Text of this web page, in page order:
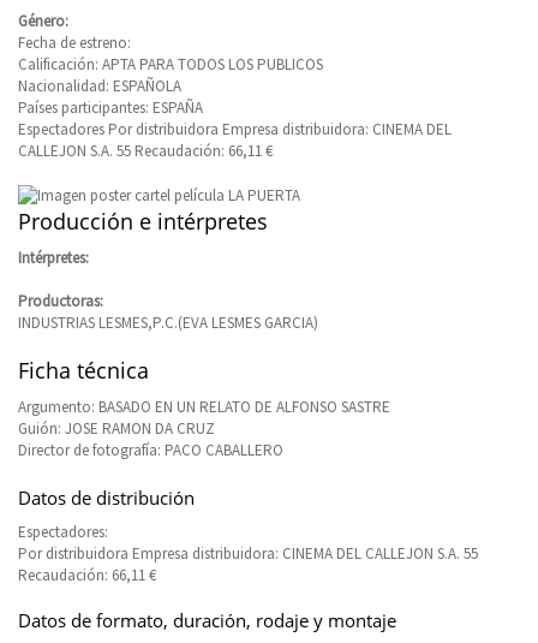
Género:
Fecha de estreno:
Calificación: APTA PARA TODOS LOS PUBLICOS
Nacionalidad: ESPAÑOLA
Países participantes: ESPAÑA
Espectadores Por distribuidora Empresa distribuidora: CINEMA DEL
CALLEJON S.A. 55 Recaudación: 66,11 €
Producción e intérpretes
Intérpretes:
Productoras:
INDUSTRIAS LESMES,P.C.(EVA LESMES GARCIA)
Ficha técnica
Argumento: BASADO EN UN RELATO DE ALFONSO SASTRE
Guión: JOSE RAMON DA CRUZ
Director de fotografía: PACO CABALLERO
Datos de distribución
Espectadores:
Por distribuidora Empresa distribuidora: CINEMA DEL CALLEJON S.A. 55
Recaudación: 66,11 €
Datos de formato, duración, rodaje y montaje